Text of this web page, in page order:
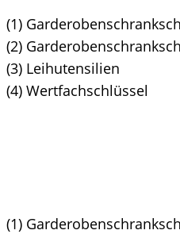
(1)
(2)
(3) Leihutensilien
(4) Wertfachschlüssel
(1)